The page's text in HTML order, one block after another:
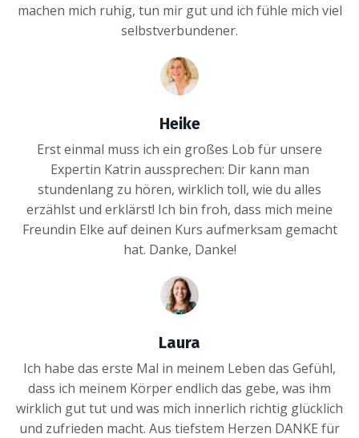
machen mich ruhig, tun mir gut und ich fühle mich viel
selbstverbundener.
Heike
Erst einmal muss ich ein großes Lob für unsere
Expertin Katrin aussprechen: Dir kann man
stundenlang zu hören, wirklich toll, wie du alles
erzählst und erklärst! Ich bin froh, dass mich meine
Freundin Elke auf deinen Kurs aufmerksam gemacht
hat. Danke, Danke!
Laura
Ich habe das erste Mal in meinem Leben das Gefühl,
dass ich meinem Körper endlich das gebe, was ihm
wirklich gut tut und was mich innerlich richtig glücklich
und zufrieden macht. Aus tiefstem Herzen DANKE für